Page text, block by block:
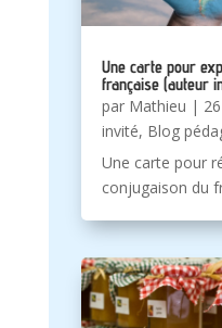
Une carte pour
française (auteur
par Mathieu |
invité, Blog
Une carte pour
conjugaison du